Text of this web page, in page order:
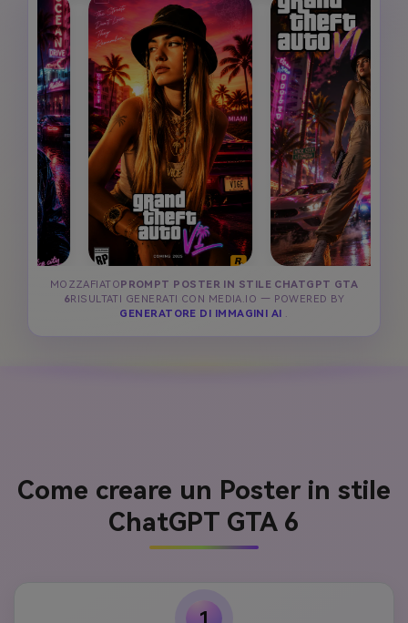
MOZZAFIATO PROMPT POSTER IN STILE CHATGPT GTA
6RISULTATI GENERATI CON MEDIA.IO — POWERED BY
GENERATORE DI IMMAGINI AI
.
Come creare un Poster in stile
ChatGPT GTA 6